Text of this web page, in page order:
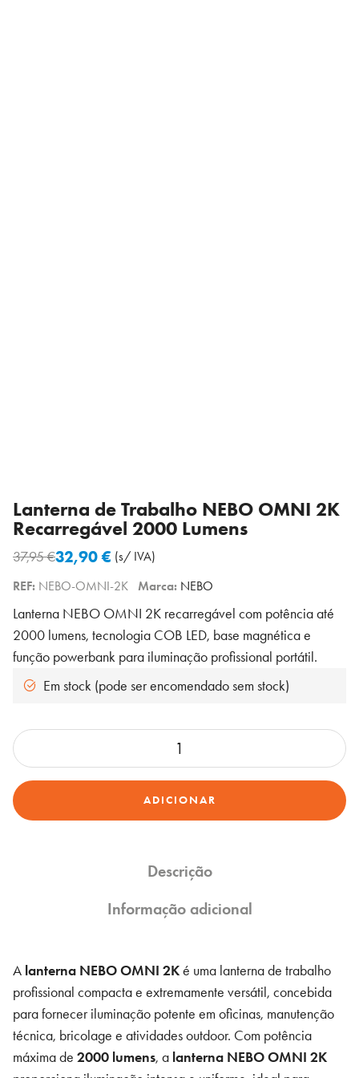
Lanterna de Trabalho NEBO OMNI 2K
Recarregável 2000 Lumens
37,95€
O
preço
original
era:
37,95 €.
32,90€
O
preço
atual
é:
32,90 €.
(s/ IVA)
REF: NEBO-OMNI-2K Marca: NEBO
Lanterna NEBO OMNI 2K recarregável com potência até
2000 lumens, tecnologia COB LED, base magnética e
função powerbank para iluminação profissional portátil.
Em stock (pode ser encomendado sem stock)
Quantidade
de
Lanterna
de
Trabalho
ADICIONAR
Descrição
Informação adicional
A lanterna NEBO OMNI 2Ké uma lanterna de trabalho
profissional compacta e extremamente versátil, concebida
para fornecer iluminação potente em oficinas, manutenção
técnica, bricolage e atividades outdoor. Com potência
máxima de 2000 lumens, a lanterna NEBO OMNI 2K